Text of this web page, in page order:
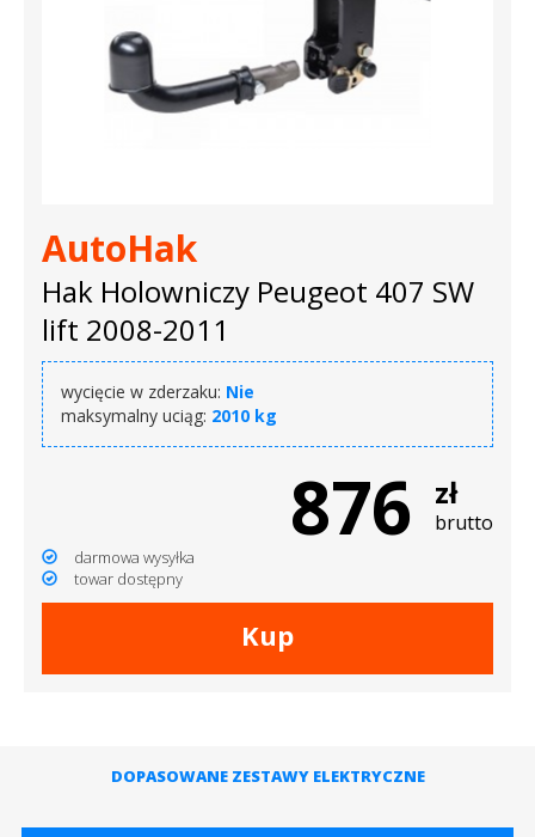
AutoHak
Hak Holowniczy Peugeot 407 SW
lift 2008-2011
wycięcie w zderzaku: Nie
maksymalny uciąg: 2010 kg
876 zł
brutto
darmowa wysyłka
towar dostępny
Kup
DOPASOWANE ZESTAWY ELEKTRYCZNE